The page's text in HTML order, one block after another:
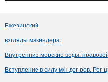
Бжезинский
взгляды макиндера.
Внутренние морские воды:
Вступление в силу м/н дог-ров. Рег-